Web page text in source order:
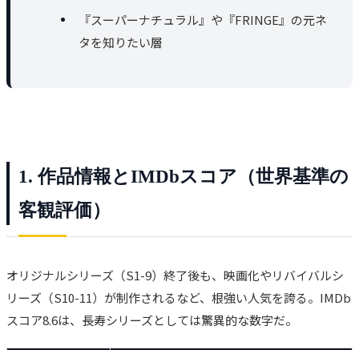
『スーパーナチュラル』や『FRINGE』の元ネ
タを知りたい層
1. 作品情報とIMDbスコア（世界基準の
客観評価）
オリジナルシリーズ（S1-9）終了後も、映画化やリバイバルシ
リーズ（S10-11）が制作されるなど、根強い人気を誇る。IMDb
スコア8.6は、長寿シリーズとしては驚異的な数字だ。